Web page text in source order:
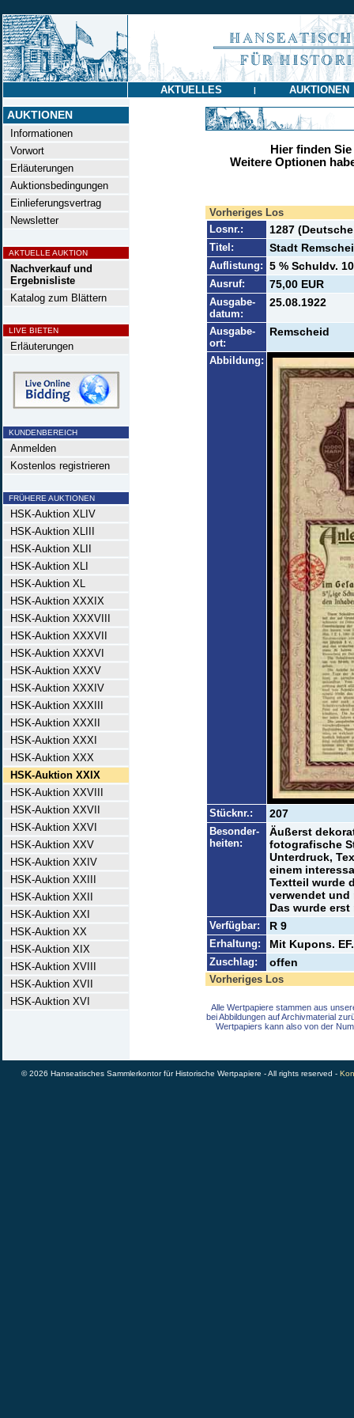
AKTUELLES | AUKTIONEN
AUKTIONEN
Informationen
Vorwort
Erläuterungen
Auktionsbedingungen
Einlieferungsvertrag
Newsletter
AKTUELLE AUKTION
Nachverkauf und
Ergebnisliste
Katalog zum Blättern
LIVE BIETEN
Erläuterungen
KUNDENBEREICH
Anmelden
Kostenlos registrieren
FRÜHERE AUKTIONEN
HSK-Auktion XLIV
HSK-Auktion XLIII
HSK-Auktion XLII
HSK-Auktion XLI
HSK-Auktion XL
HSK-Auktion XXXIX
HSK-Auktion XXXVIII
HSK-Auktion XXXVII
HSK-Auktion XXXVI
HSK-Auktion XXXV
HSK-Auktion XXXIV
HSK-Auktion XXXIII
HSK-Auktion XXXII
HSK-Auktion XXXI
HSK-Auktion XXX
HSK-Auktion XXIX
HSK-Auktion XXVIII
HSK-Auktion XXVII
HSK-Auktion XXVI
HSK-Auktion XXV
HSK-Auktion XXIV
HSK-Auktion XXIII
HSK-Auktion XXII
HSK-Auktion XXI
HSK-Auktion XX
HSK-Auktion XIX
HSK-Auktion XVIII
HSK-Auktion XVII
HSK-Auktion XVI
Hier finden
Weitere Optionen
Vorheriges Los
Losnr.:
1287
Titel: Stadt
Auflistung: 5 % Schuldv.
Ausruf: 75,00 EUR
Ausgabe-
datum:
25.08.1922
Ausgabe-
ort:
Remscheid
Abbildung:
Stücknr.: 207
Besonder-
heiten:
Äußerst
fotografische
Unterdruck,
einem
Textteil wurde
verwendet und
Das wurde
Verfügbar: R 9
Erhaltung: Mit Kupons. EF.
Zuschlag: offen
Vorheriges Los
Alle Wertpapiere stammen aus
bei Abbildungen auf Archivmaterial
Wertpapiers kann also von der
© 2026 Hanseatisches Sammlerkontor für Historische Wertpapiere - All rights reserved -